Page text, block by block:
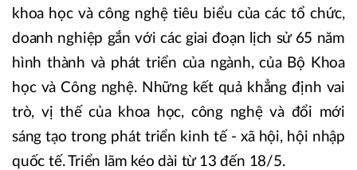
khoa học và công nghệ tiêu biểu của các tổ chức,
doanh nghiệp gắn với các giai đoạn lịch sử 65 năm
hình thành và phát triển của ngành, của Bộ Khoa
học và Công nghệ. Những kết quả khẳng định vai
trò, vị thế của khoa học, công nghệ và đổi mới
sáng tạo trong phát triển kinh tế - xã hội, hội nhập
quốc tế. Triển lãm kéo dài từ 13 đến 18/5.